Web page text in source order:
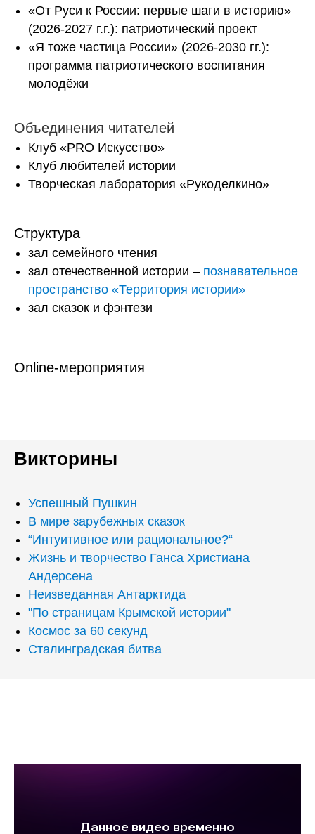
«От Руси к России: первые шаги в историю»
(2026-2027 г.г.): патриотический проект
«Я тоже частица России» (2026-2030 гг.):
программа патриотического воспитания
молодёжи
Объединения читателей
Клуб «PRO Искусство»
Клуб любителей истории
Творческая лаборатория «Рукоделкино»
Структура
зал семейного чтения
зал отечественной истории – познавательное
пространство «Территория истории»
зал сказок и фэнтези
Online-мероприятия
Викторины
Успешный Пушкин
В мире зарубежных сказок
“Интуитивное или рациональное?“
Жизнь и творчество Ганса Христиана
Андерсена
Неизведанная Антарктида
"По страницам Крымской истории"
Космос за 60 секунд
Сталинградская битва